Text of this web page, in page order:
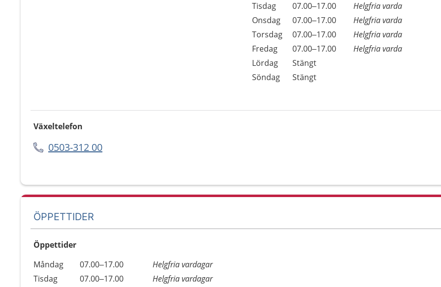
Tisdag
07.00–17.00
Helgfria varda
Onsdag
07.00–17.00
Helgfria varda
Torsdag
07.00–17.00
Helgfria varda
Fredag
07.00–17.00
Helgfria varda
Lördag
Stängt
Söndag
Stängt
Växeltelefon
0503-312 00
ÖPPETTIDER
Öppettider
Dag
Öppettider
Kommentarer
Måndag 07.00–17.00
Helgfria vardagar
Tisdag
07.00–17.00
Helgfria vardagar